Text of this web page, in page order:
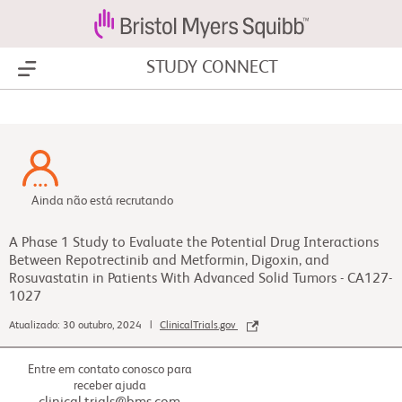
Show Menu STUDY CONNECT
Ainda não está recrutando
A Phase 1 Study to Evaluate the Potential Drug Interactions
Between Repotrectinib and Metformin, Digoxin, and
Rosuvastatin in Patients With Advanced Solid Tumors - CA127-
1027
Atualizado: 30 outubro, 2024 | ClinicalTrials.gov
Entre em contato conosco para
receber ajuda